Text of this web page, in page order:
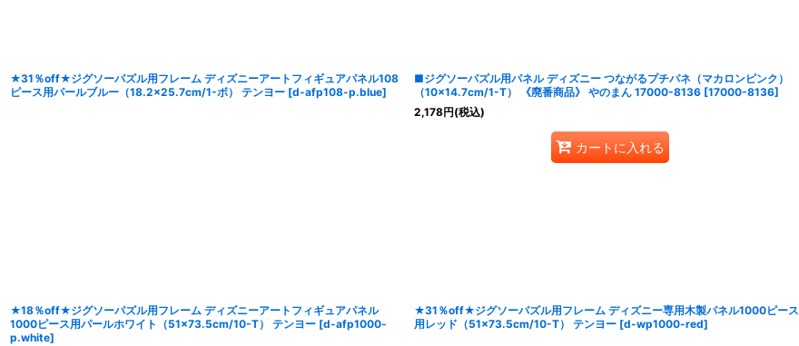
★31％off★ジグソーパズル用フレーム ディズニーアートフィギュアパネル108
ピース用パールブルー（18.2×25.7cm/1-ボ） テンヨー [d-afp108-p.blue]
■ジグソーパズル用パネル ディズニー つながるプチパネ（マカロンピンク）
（10×14.7cm/1-T） 《廃番商品》 やのまん 17000-8136 [17000-8136]
2,178円(税込)
カートに入れる
★18％off★ジグソーパズル用フレーム ディズニーアートフィギュアパネル
1000ピース用パールホワイト（51×73.5cm/10-T） テンヨー [d-afp1000-
p.white]
★31％off★ジグソーパズル用フレーム ディズニー専用木製パネル1000ピース
用レッド（51×73.5cm/10-T） テンヨー [d-wp1000-red]